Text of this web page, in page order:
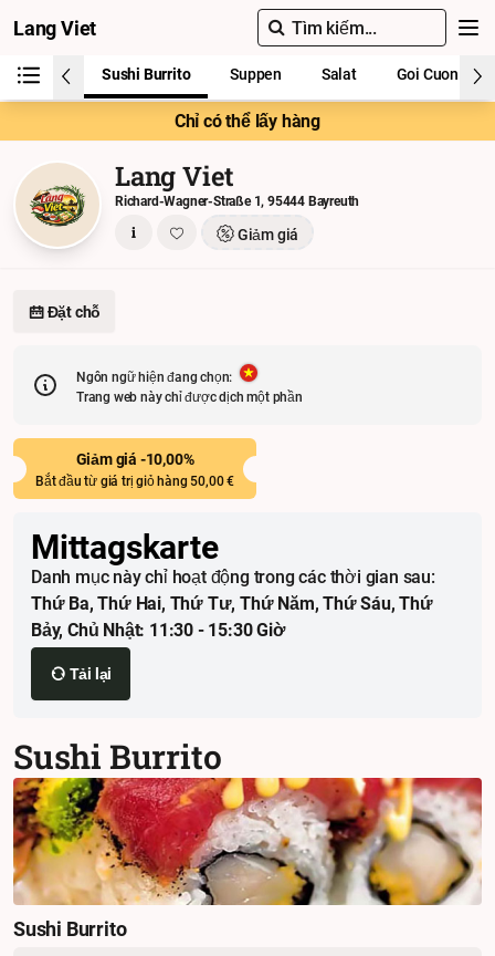
Lang Viet Tìm kiếm...
Chỉ có thể lấy hàng
Lang Viet
Richard-Wagner-Straße 1, 95444 Bayreuth
Giảm giá
Sushi Burrito Suppen Salat Goi Cuon
Đặt chỗ
Ngôn ngữ hiện đang chọn:
Trang web này chỉ được dịch một phần
Giảm giá -10,00%
Bắt đầu từ giá trị giỏ hàng 50,00 €
Mittagskarte
Danh mục này chỉ hoạt động trong các thời gian sau:
Thứ Ba, Thứ Hai, Thứ Tư, Thứ Năm, Thứ Sáu, Thứ
Bảy, Chủ Nhật: 11:30 - 15:30 Giờ
Tải lại
Sushi Burrito
Sushi Burrito